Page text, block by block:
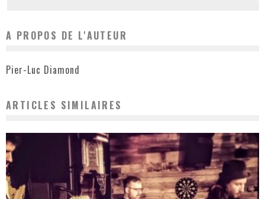
A PROPOS DE L'AUTEUR
Pier-Luc Diamond
ARTICLES SIMILAIRES